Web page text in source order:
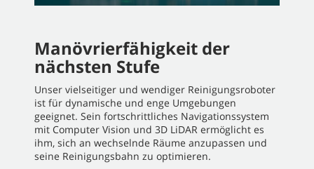
Manövrierfähigkeit der
nächsten Stufe
Unser vielseitiger und wendiger Reinigungsroboter
ist für dynamische und enge Umgebungen
geeignet. Sein fortschrittliches Navigationssystem
mit Computer Vision und 3D LiDAR ermöglicht es
ihm, sich an wechselnde Räume anzupassen und
seine Reinigungsbahn zu optimieren.